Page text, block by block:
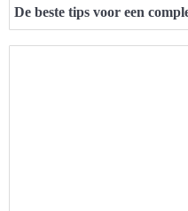
De beste tips voor een